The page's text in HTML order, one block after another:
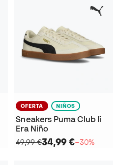
OFERTA NIÑOS
Sneakers Puma Club Ii
Era Niño
49,99 €34,99 €−30%